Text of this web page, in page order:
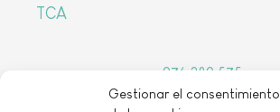
Gestionar el consentimiento
976 389 575
arbada@arbada.org
TCA